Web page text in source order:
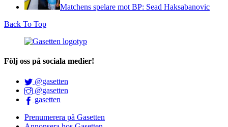
Matchens spelare mot BP: Sead Haksabanovic
Back To Top
Följ oss på sociala medier!
@gasetten
@gasetten
gasetten
Prenumerera på Gasetten